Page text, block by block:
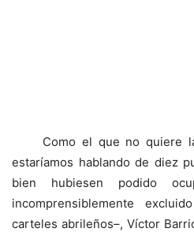
Como el que no quiere la
estaríamos hablando de diez
bien hubiesen podido
incomprensiblemente
carteles abrileños–, Víctor